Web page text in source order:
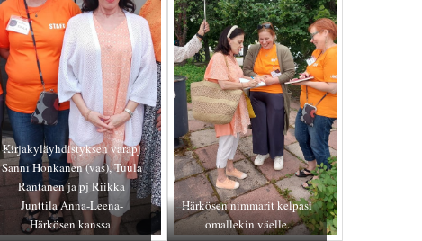
Kirjakyläyhdistyksen varapj
Sanni Honkanen (vas), Tuula
Rantanen ja pj Riikka
Junttila Anna-Leena-
Härkösen kanssa.
Härkösen nimmarit kelpasi
omallekin väelle.